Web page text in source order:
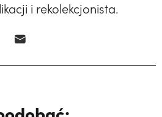
i rekolekcjonista.